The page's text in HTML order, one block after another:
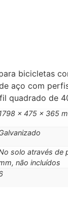
bicicletas
aço com
quadrado de
x 475 x 365
solo através de
não incluídos